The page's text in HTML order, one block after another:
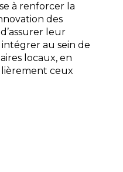
à renforcer la
des
leur
au sein de
locaux, en
ceux